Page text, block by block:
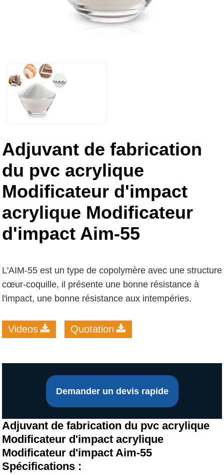
Adjuvant de fabrication
du pvc acrylique
Modificateur d'impact
acrylique Modificateur
d'impact Aim-55
L'AIM-55 est un type de copolymère avec une structure
cœur-coquille, il présente une bonne résistance à
l'impact, une bonne résistance aux intempéries.
Videos Quotation
Demander un devis rapide
Adjuvant de fabrication du pvc acrylique
Modificateur d'impact acrylique
Modificateur d'impact Aim-55
Spécifications :